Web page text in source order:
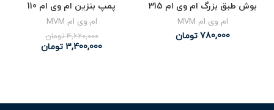
بوش طبق بزرگ ام وی ام 315
ام وی ام MVM
780,000 تومان
پمپ بنزین ام وی ام 110
ام وی ام MVM
4,620,000 تومان
3,400,000 تومان